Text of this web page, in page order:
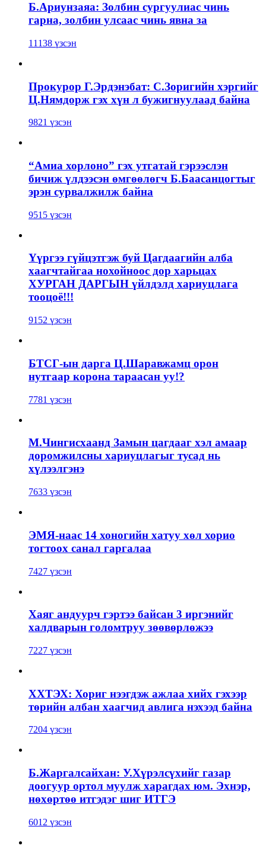
Б.Ариунзаяа: Золбин сургуулиас чинь
гарна, золбин улсаас чинь явна за
11138 үзсэн
Прокурор Г.Эрдэнэбат: С.Зоригийн хэргийг
Ц.Нямдорж гэх хүн л бужигнуулаад байна
9821 үзсэн
“Амиа хорлоно” гэх утгатай гэрээслэн
бичиж үлдээсэн өмгөөлөгч Б.Баасанцогтыг
эрэн сурвалжилж байна
9515 үзсэн
Үүргээ гүйцэтгэж буй Цагдаагийн алба
хаагчтайгаа нохойноос дор харьцах
ХУРГАН ДАРГЫН үйлдэлд хариуцлага
тооцоё!!!
9152 үзсэн
БТСГ-ын дарга Ц.Шаравжамц орон
нутгаар корона тараасан уу!?
7781 үзсэн
М.Чингисхаанд Замын цагдааг хэл амаар
доромжилсны хариуцлагыг тусад нь
хүлээлгэнэ
7633 үзсэн
ЭМЯ-наас 14 хоногийн хатуу хөл хорио
тогтоох санал гаргалаа
7427 үзсэн
Хаяг андуурч гэртээ байсан 3 иргэнийг
халдварын голомтруу зөөвөрлөжээ
7227 үзсэн
ХХТЭХ: Хориг нээгдэж ажлаа хийх гэхээр
төрийн албан хаагчид авлига нэхээд байна
7204 үзсэн
Б.Жаргалсайхан: У.Хүрэлсүхийг газар
доогуур ортол муулж харагдах юм. Эхнэр,
нөхөртөө итгэдэг шиг ИТГЭ
6012 үзсэн